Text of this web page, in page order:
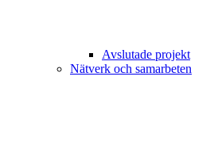
Avslutade projekt
Nätverk och samarbeten